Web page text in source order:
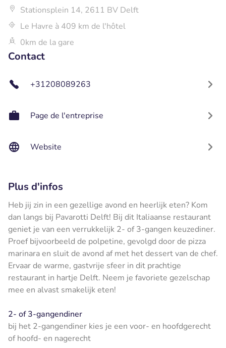
Stationsplein 14, 2611 BV Delft
Le Havre à 409 km de l'hôtel
0km de la gare
Contact
+31208089263
Page de l'entreprise
Website
Plus d'infos
Heb jij zin in een gezellige avond en heerlijk eten? Kom
dan langs bij Pavarotti Delft! Bij dit Italiaanse restaurant
geniet je van een verrukkelijk 2- of 3-gangen keuzediner.
Proef bijvoorbeeld de polpetine, gevolgd door de pizza
marinara en sluit de avond af met het dessert van de chef.
Ervaar de warme, gastvrije sfeer in dit prachtige
restaurant in hartje Delft. Neem je favoriete gezelschap
mee en alvast smakelijk eten!
2- of 3-gangendiner
bij het 2-gangendiner kies je een voor- en hoofdgerecht
of hoofd- en nagerecht